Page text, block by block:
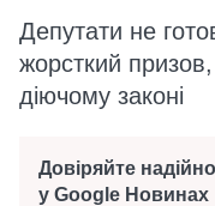
Депутати не
жорсткий
діючому законі
Довіряйте
у Google Новинах